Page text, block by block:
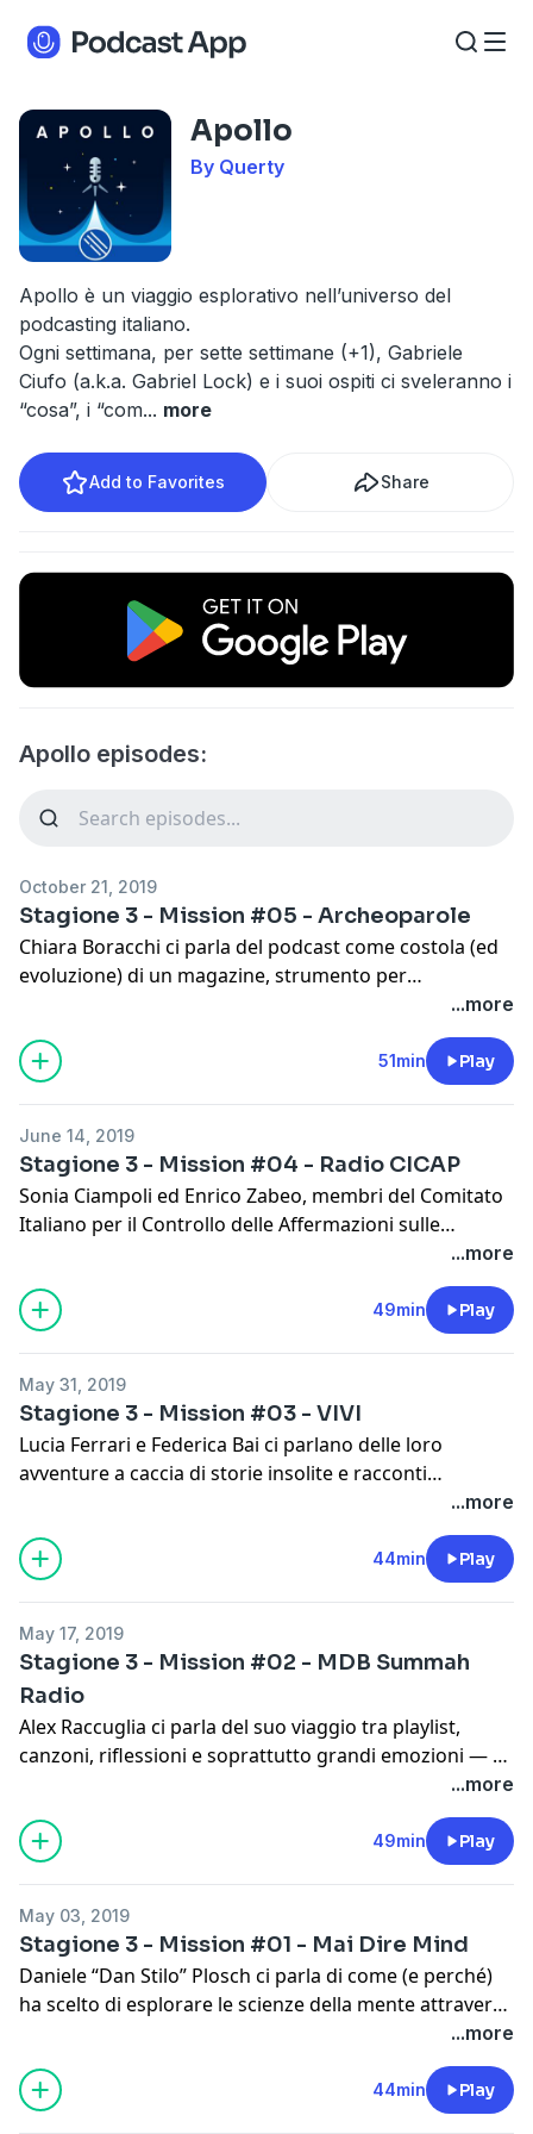
Apollo
By Querty
Apollo è un viaggio esplorativo nell’universo del
podcasting italiano.
Ogni settimana, per sette settimane (+1), Gabriele
Ciufo (a.k.a. Gabriel Lock) e i suoi ospiti ci sveleranno i
“cosa”, i “com... more
Add to Favorites Share
Apollo episodes:
October 21, 2019
Stagione 3 - Mission #05 - Archeoparole
Chiara Boracchi ci parla del podcast come costola (ed
evoluzione) di un magazine, strumento per
"macchina del tempo", e dell'importanza della sua
partecipazione al festival del podcasting.
Background Music by Chris Zabriskie (personal mix)
...more
51min Play
June 14, 2019
Stagione 3 - Mission #04 - Radio CICAP
Sonia Ciampoli ed Enrico Zabeo, membri del Comitato
Italiano per il Controllo delle Affermazioni sulle
Pseudoscienze, ci raccontano come hanno trasportato
in forma audio le loro indagini tra storie singolari,
misteri e paranormale.
Background Music by Chris Zabriskie (personal mix)
...more
49min Play
May 31, 2019
Stagione 3 - Mission #03 - VIVI
Lucia Ferrari e Federica Bai ci parlano delle loro
avventure a caccia di storie insolite e racconti
desiderio di guidare gli ascoltatori nel sottile (e
ricchissimo) mondo dell'immaginazione.
Sito web:http://www.vivipodcast.com/
Spreaker:https://www.spreaker.com/show/vivi-
podcast
Spotify:
https://open.spotify.com/show/
https://podcasts.apple.com/us/podcast/vivi-
podcast/id1441116426
...more
44min Play
May 17, 2019
Stagione 3 - Mission #02 - MDB Summah
Radio
Alex Raccuglia ci parla del suo viaggio tra playlist,
canzoni, riflessioni e soprattutto grandi emozioni — e
del suo grande desiderio di raccontarle attraverso la
Sito web:
summah-radio
Spotify:
https://open.spotify.com/show/
Itunes:https://podcasts.apple.com/us/podcast/mdb-
*Extra*
...more
49min Play
May 03, 2019
Stagione 3 - Mission #01 - Mai Dire Mind
Daniele “Dan Stilo” Plosch ci parla di come (e perché)
ha scelto di esplorare le scienze della mente attraverso
Spreaker:
https://www.spreaker.com/show/mai-dire-
mind
...more
44min Play